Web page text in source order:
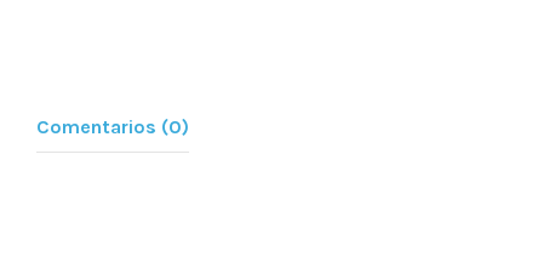
Comentarios (0)